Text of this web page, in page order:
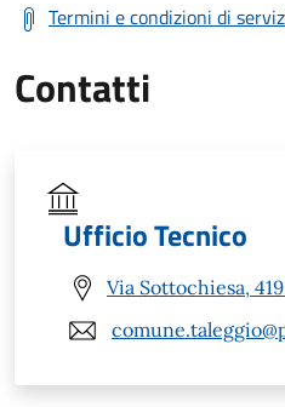
Termini e condizioni di
Contatti
Ufficio Tecnico
Via Sottochiesa,